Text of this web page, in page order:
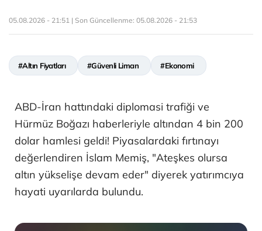
05.08.2026 - 21:51 | Son Güncellenme: 05.08.2026 - 21:53
#Altın Fiyatları #Güvenli Liman #Ekonomi
ABD-İran hattındaki diplomasi trafiği ve
Hürmüz Boğazı haberleriyle altından 4 bin 200
dolar hamlesi geldi! Piyasalardaki fırtınayı
değerlendiren İslam Memiş, "Ateşkes olursa
altın yükselişe devam eder" diyerek yatırımcıya
hayati uyarılarda bulundu.